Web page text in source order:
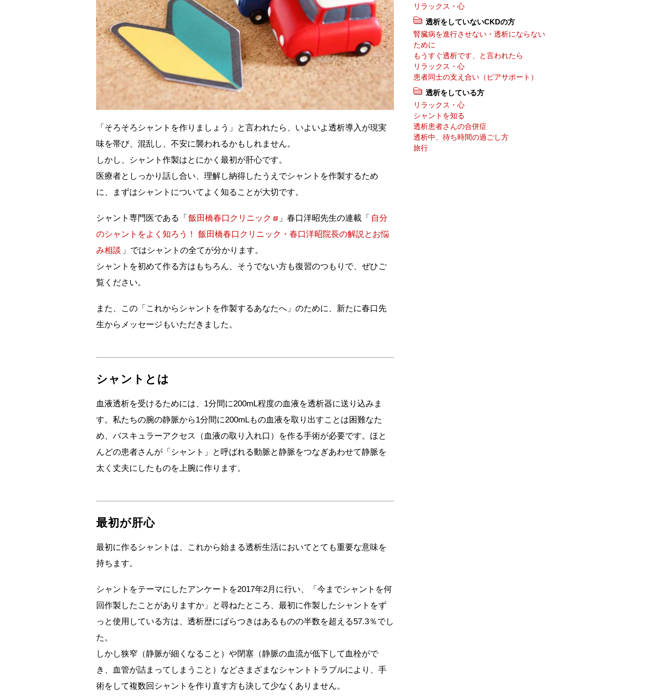
「そろそろシャントを作りましょう」と言われたら、いよいよ透析導入が現実
味を帯び、混乱し、不安に襲われるかもしれません。
しかし、シャント作製はとにかく最初が肝心です。
医療者としっかり話し合い、理解し納得したうえでシャントを作製するため
に、まずはシャントについてよく知ることが大切です。
シャント専門医である「 飯田橋春口クリニック 」春口洋昭先生の連載「 自分
のシャントをよく知ろう！ 飯田橋春口クリニック・春口洋昭院長の解説とお悩
み相談 」ではシャントの全てが分かります。
シャントを初めて作る方はもちろん、そうでない方も復習のつもりで、ぜひご
覧ください。
また、この「これからシャントを作製するあなたへ」のために、新たに春口先
生からメッセージもいただきました。
シャントとは
血液透析を受けるためには、1分間に200mL程度の血液を透析器に送り込みま
す。私たちの腕の静脈から1分間に200mLもの血液を取り出すことは困難なた
め、バスキュラーアクセス（血液の取り入れ口）を作る手術が必要です。ほと
んどの患者さんが「シャント」と呼ばれる動脈と静脈をつなぎあわせて静脈を
太く丈夫にしたものを上腕に作ります。
最初が肝心
最初に作るシャントは、これから始まる透析生活においてとても重要な意味を
持ちます。
シャントをテーマにしたアンケートを2017年2月に行い、「今までシャントを何
回作製したことがありますか」と尋ねたところ、最初に作製したシャントをず
っと使用している方は、透析歴にばらつきはあるものの半数を超える57.3％でし
た。
しかし狭窄（静脈が細くなること）や閉塞（静脈の血流が低下して血栓がで
き、血管が詰まってしまうこと）などさまざまなシャントトラブルにより、手
術をして複数回シャントを作り直す方も決して少なくありません。
リラックス・心
透析をしていないCKDの方
腎臓病を進行させない・透析にならない
ために
もうすぐ透析です、と言われたら
リラックス・心
患者同士の支え合い（ピアサポート）
透析をしている方
リラックス・心
シャントを知る
透析患者さんの合併症
透析中、待ち時間の過ごし方
旅行